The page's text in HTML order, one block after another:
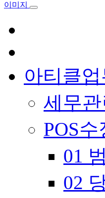
이미지
아티클
세무
POS
01
02